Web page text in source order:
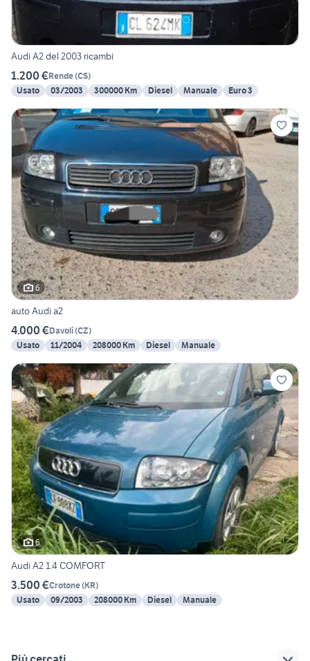
Audi A2 del 2003 ricambi
1.200 €Rende(CS)
Usato
03/2003 300000 Km Diesel Manuale Euro 3
6
auto Audi a2
4.000 €Davoli(CZ)
Usato
11/2004 208000 Km Diesel Manuale
6
Audi A2 1.4 COMFORT
3.500 €Crotone(KR)
Usato
09/2003 208000 Km Diesel Manuale